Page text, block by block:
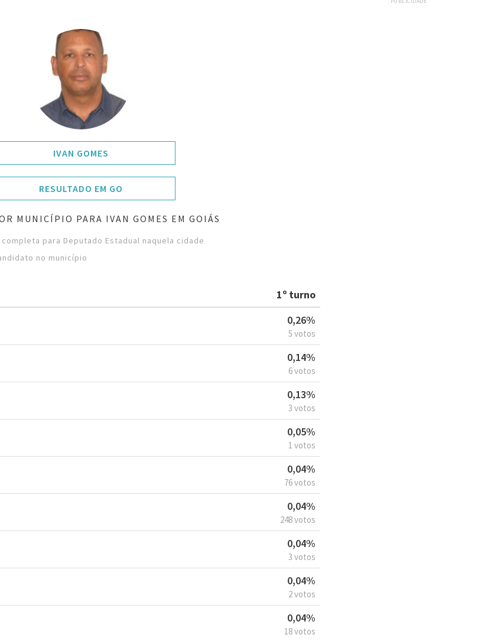
IVAN GOMES
RESULTADO EM GO
MUNICÍPIO PARA IVAN GOMES EM GOIÁS
para Deputado Estadual naquela cidade
no município
1º turno
0,26%
5 votos
0,14%
6 votos
0,13%
3 votos
0,05%
1 votos
0,04%
76 votos
0,04%
248 votos
0,04%
3 votos
0,04%
2 votos
0,04%
18 votos